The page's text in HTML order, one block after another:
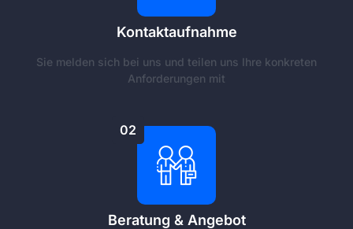
Kontaktaufnahme
Sie melden sich bei uns und teilen uns Ihre konkreten
Anforderungen mit
02
Beratung & Angebot